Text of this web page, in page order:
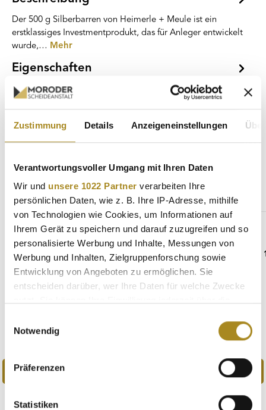
Zustimmung Details Anzeigeneinstellungen
Verantwortungsvoller Umgang mit Ihren Daten
Wir und unsere 1022 Partner verarbeiten Ihre
persönlichen Daten, wie z. B. Ihre IP-Adresse, mithilfe
von Technologien wie Cookies, um Informationen auf
Ihrem Gerät zu speichern und darauf zuzugreifen und so
personalisierte Werbung und Inhalte, Messungen von
Werbung und Inhalten, Zielgruppenforschung sowie
Entwicklung von Angeboten zu ermöglichen. Sie
entscheiden darüber, wer Ihre Daten für welche Zwecke
Trigger Symbol ändern oder widerrufen
Informationen über Ihre geografische Lage
können
Notwendig
Präferenzen
Statistiken
Der 500 g Silberbarren von Heimerle + Meule ist ein
erstklassiges Investmentprodukt, das für Anleger entwickelt
wurde,… Mehr
Eigenschaften
Hersteller
Produktgalerie überspringen
Beliebte Silbermünzen